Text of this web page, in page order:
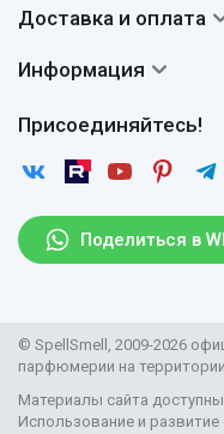
Поделиться в
Присоединяйтесь!
Авторы
Сертификаты
Вопросы и ответы
Отзывы
Рассылка
Доставка и оплата
Доставка
Возврат
Информация
Пользовательское
Защита персональных
Правила продажи
Поставщикам
© SpellSmell, 2009-2026
парфюмерии на
Материалы сайта
Использование и